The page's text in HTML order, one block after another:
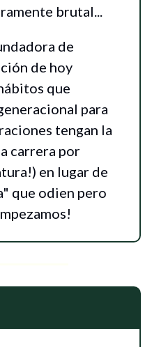
brutal...
de
de hoy
que
para
tengan la
carrera por
en lugar de
que odien pero